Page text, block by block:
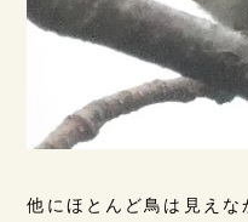
他にほとんど鳥は見え